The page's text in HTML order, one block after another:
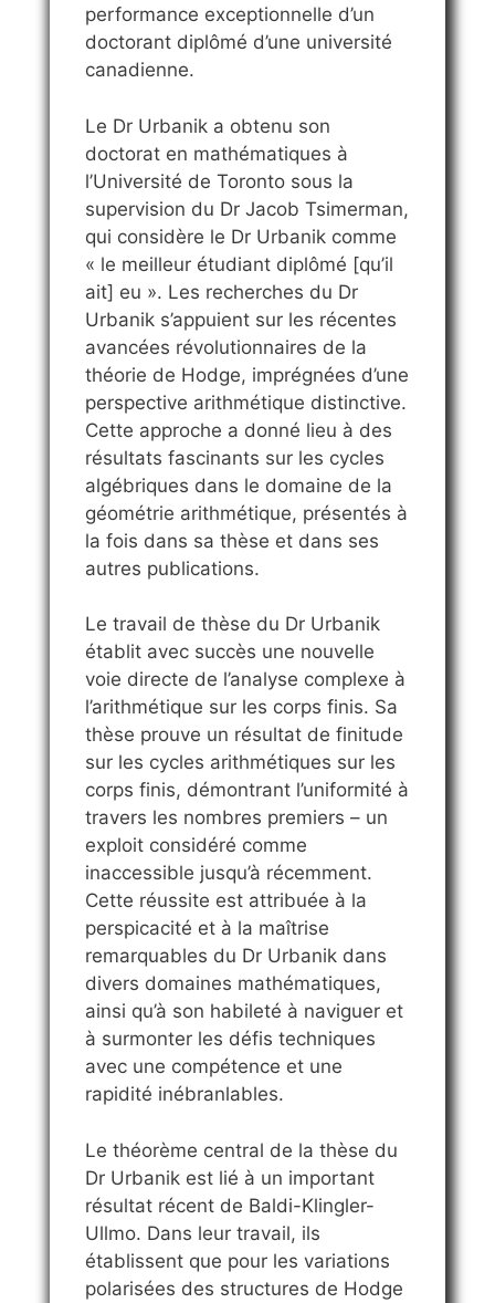
performance exceptionnelle d’un
doctorant diplômé d’une université
canadienne.
Le Dr Urbanik a obtenu son
doctorat en mathématiques à
l’Université de Toronto sous la
supervision du Dr Jacob Tsimerman,
qui considère le Dr Urbanik comme
« le meilleur étudiant diplômé [qu’il
ait] eu ». Les recherches du Dr
Urbanik s’appuient sur les récentes
avancées révolutionnaires de la
théorie de Hodge, imprégnées d’une
perspective arithmétique distinctive.
Cette approche a donné lieu à des
résultats fascinants sur les cycles
algébriques dans le domaine de la
géométrie arithmétique, présentés à
la fois dans sa thèse et dans ses
autres publications.
Le travail de thèse du Dr Urbanik
établit avec succès une nouvelle
voie directe de l’analyse complexe à
l’arithmétique sur les corps finis. Sa
thèse prouve un résultat de finitude
sur les cycles arithmétiques sur les
corps finis, démontrant l’uniformité à
travers les nombres premiers – un
exploit considéré comme
inaccessible jusqu’à récemment.
Cette réussite est attribuée à la
perspicacité et à la maîtrise
remarquables du Dr Urbanik dans
divers domaines mathématiques,
ainsi qu’à son habileté à naviguer et
à surmonter les défis techniques
avec une compétence et une
rapidité inébranlables.
Le théorème central de la thèse du
Dr Urbanik est lié à un important
résultat récent de Baldi-Klingler-
Ullmo. Dans leur travail, ils
établissent que pour les variations
polarisées des structures de Hodge